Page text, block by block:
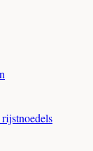
rijstnoedels